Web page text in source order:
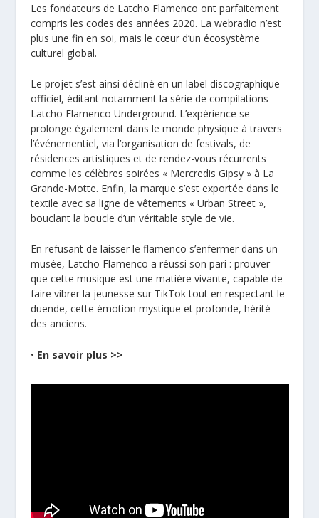
Les fondateurs de Latcho Flamenco ont parfaitement
compris les codes des années 2020. La webradio n’est
plus une fin en soi, mais le cœur d’un écosystème
culturel global.
Le projet s’est ainsi décliné en un label discographique
officiel, éditant notamment la série de compilations
Latcho Flamenco Underground. L’expérience se
prolonge également dans le monde physique à travers
l’événementiel, via l’organisation de festivals, de
résidences artistiques et de rendez-vous récurrents
comme les célèbres soirées « Mercredis Gipsy » à La
Grande-Motte. Enfin, la marque s’est exportée dans le
textile avec sa ligne de vêtements « Urban Street »,
bouclant la boucle d’un véritable style de vie.
En refusant de laisser le flamenco s’enfermer dans un
musée, Latcho Flamenco a réussi son pari : prouver
que cette musique est une matière vivante, capable de
faire vibrer la jeunesse sur TikTok tout en respectant le
duende, cette émotion mystique et profonde, hérité
des anciens.
• En savoir plus >>